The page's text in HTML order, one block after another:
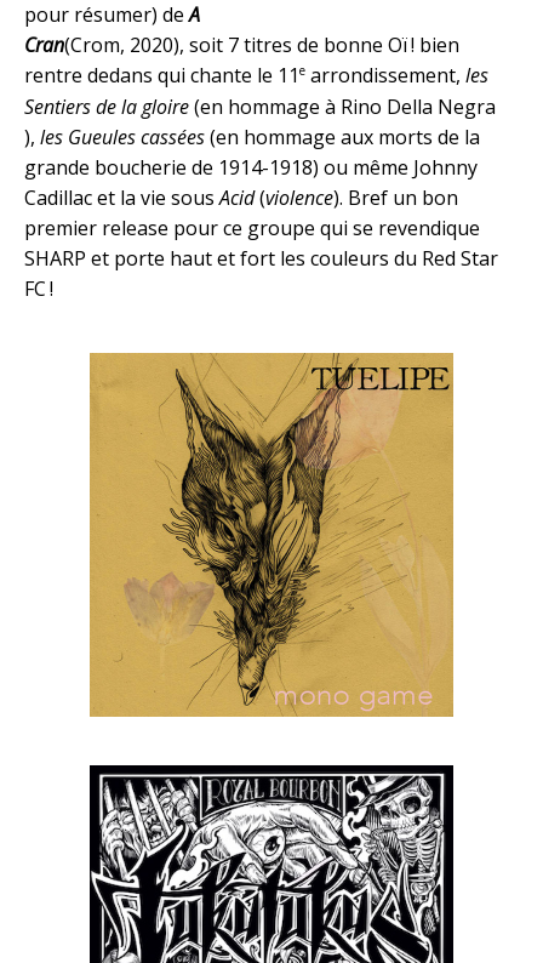
pour résumer) deA
Cran(Crom, 2020), soit 7 titres de bonne Oï ! bien
rentre dedans qui chante le 11 e arrondissement, les
Sentiers de la gloire(en hommage à Rino Della Negra
), les Gueules cassées(en hommage aux morts de la
grande boucherie de 1914-1918) ou même Johnny
Cadillac et la vie sousAcid(violence). Bref un bon
premier release pour ce groupe qui se revendique
SHARP et porte haut et fort les couleurs du Red Star
FC !